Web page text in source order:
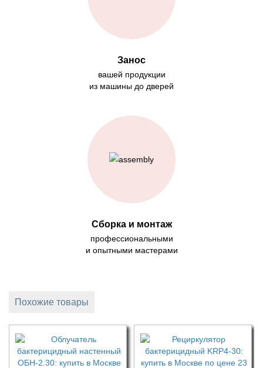
Занос
вашей продукции
из машины до дверей
Сборка и монтаж
профессиональными
и опытными мастерами
Похожие товары